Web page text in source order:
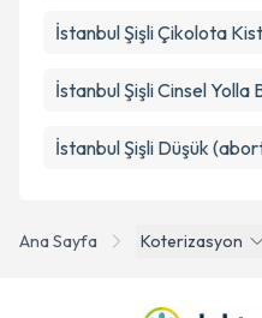
Ana Sayfa Koterizasyon
İstanbul Şişli Çikolota
İstanbul Şişli Cinsel Yolla
İstanbul Şişli Düşük